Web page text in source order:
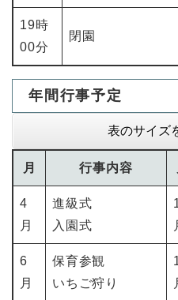
19時
00分
閉園
年間行事予定
表のサイズ
月 行事内容
4
月
進級式
入園式
6
月
保育参観
いちご狩り